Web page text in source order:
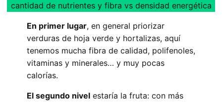
cantidad de nutrientes y fibra vs densidad energética
En primer lugar, en general priorizar
verduras de hoja verde y hortalizas, aquí
tenemos mucha fibra de calidad, polifenoles,
vitaminas y minerales… y muy pocas
calorías.
El segundo nivel estaría la fruta: con más